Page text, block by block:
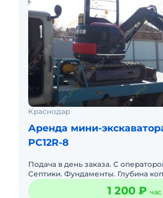
Краснодар
Аренда мини-
PC12R-8
Подача в день заказа. С
Септики. Фундаменты. Глубина
ковшей 30, 40, 50.
1 200 ₽ час